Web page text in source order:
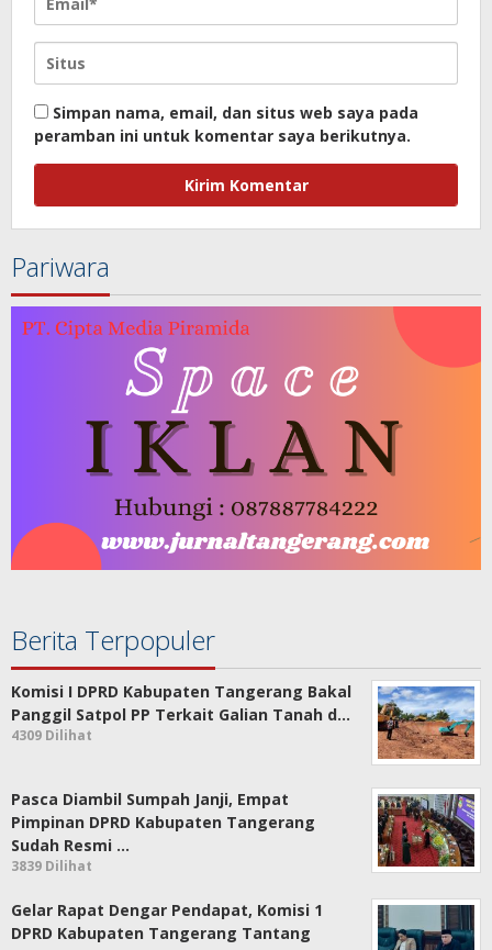
Simpan nama, email, dan situs web saya pada
peramban ini untuk komentar saya berikutnya.
Pariwara
Berita Terpopuler
Komisi I DPRD Kabupaten Tangerang Bakal
Panggil Satpol PP Terkait Galian Tanah d…
4309 Dilihat
Pasca Diambil Sumpah Janji, Empat
Pimpinan DPRD Kabupaten Tangerang
Sudah Resmi …
3839 Dilihat
Gelar Rapat Dengar Pendapat, Komisi 1
DPRD Kabupaten Tangerang Tantang